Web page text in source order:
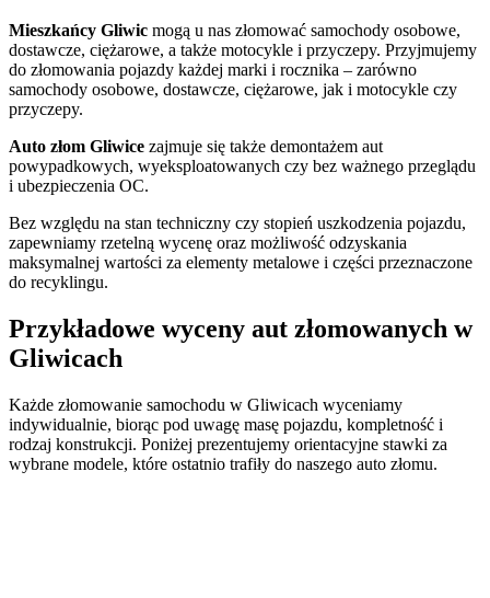
Mieszkańcy Gliwic mogą u nas złomować samochody osobowe,
dostawcze, ciężarowe, a także motocykle i przyczepy. Przyjmujemy
do złomowania pojazdy każdej marki i rocznika – zarówno
samochody osobowe, dostawcze, ciężarowe, jak i motocykle czy
przyczepy.
Auto złom Gliwice zajmuje się także demontażem aut
powypadkowych, wyeksploatowanych czy bez ważnego przeglądu
i ubezpieczenia OC.
Bez względu na stan techniczny czy stopień uszkodzenia pojazdu,
zapewniamy rzetelną wycenę oraz możliwość odzyskania
maksymalnej wartości za elementy metalowe i części przeznaczone
do recyklingu.
Przykładowe wyceny aut złomowanych w
Gliwicach
Każde złomowanie samochodu w Gliwicach wyceniamy
indywidualnie, biorąc pod uwagę masę pojazdu, kompletność i
rodzaj konstrukcji. Poniżej prezentujemy orientacyjne stawki za
wybrane modele, które ostatnio trafiły do naszego auto złomu.